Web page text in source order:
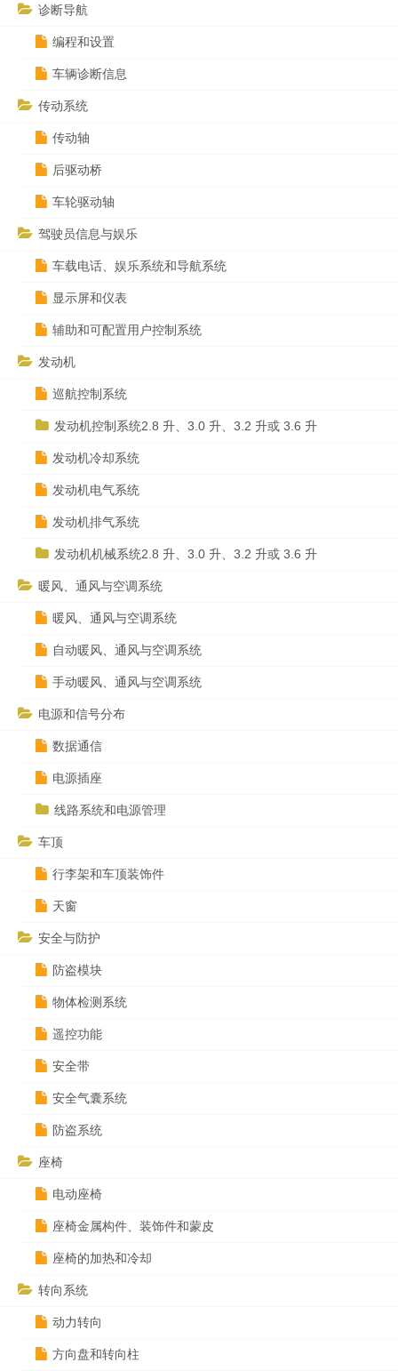
诊断导航
编程和设置
车辆诊断信息
传动系统
传动轴
后驱动桥
车轮驱动轴
驾驶员信息与娱乐
车载电话、娱乐系统和导航系统
显示屏和仪表
辅助和可配置用户控制系统
发动机
巡航控制系统
发动机控制系统2.8 升、3.0 升、3.2 升或 3.6 升
发动机冷却系统
发动机电气系统
发动机排气系统
发动机机械系统2.8 升、3.0 升、3.2 升或 3.6 升
暖风、通风与空调系统
暖风、通风与空调系统
自动暖风、通风与空调系统
手动暖风、通风与空调系统
电源和信号分布
数据通信
电源插座
线路系统和电源管理
车顶
行李架和车顶装饰件
天窗
安全与防护
防盗模块
物体检测系统
遥控功能
安全带
安全气囊系统
防盗系统
座椅
电动座椅
座椅金属构件、装饰件和蒙皮
座椅的加热和冷却
转向系统
动力转向
方向盘和转向柱